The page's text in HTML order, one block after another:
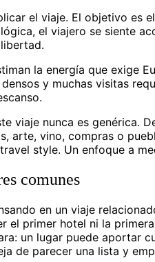
el viaje. El objetivo es
el viajero se siente
la energía que exige
y muchas visitas
viaje nunca es genérica.
arte, vino, compras o
style. Un enfoque a
comunes
en un viaje
el primer hotel ni la
un lugar puede aportar
de parecer una lista y